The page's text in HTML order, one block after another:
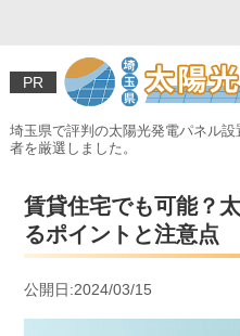
PR
埼玉県で評判の太陽光発電パネル
者を厳選しました。
賃貸住宅でも可能？
るポイントと注意点
公開日:2024/03/15